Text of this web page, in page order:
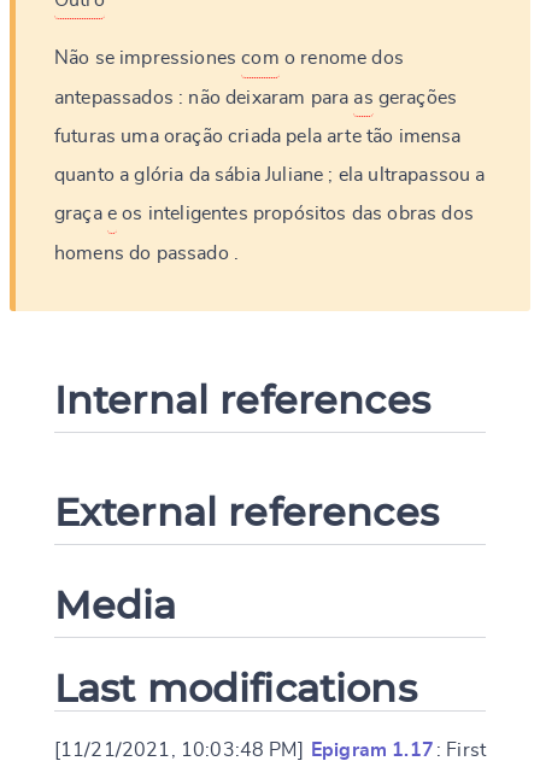
Não se impressiones com o renome dos
antepassados : não deixaram para as gerações
futuras uma oração criada pela arte tão imensa
quanto a glória da sábia Juliane ; ela ultrapassou a
graça e os inteligentes propósitos das obras dos
homens do passado
Internal references
External references
Media
Last modifications
[11/21/2021, 10:03:48 PM] Epigram 1.17 : First